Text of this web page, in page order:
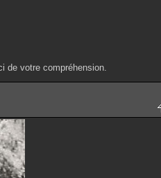
de votre compréhension.